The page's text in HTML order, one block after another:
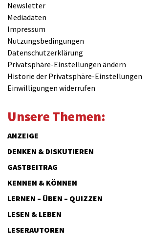
Newsletter
Mediadaten
Impressum
Nutzungsbedingungen
Datenschutzerklärung
Privatsphäre-Einstellungen ändern
Historie der Privatsphäre-Einstellungen
Einwilligungen widerrufen
Unsere Themen:
ANZEIGE
DENKEN & DISKUTIEREN
GASTBEITRAG
KENNEN & KÖNNEN
LERNEN – ÜBEN – QUIZZEN
LESEN & LEBEN
LESERAUTOREN